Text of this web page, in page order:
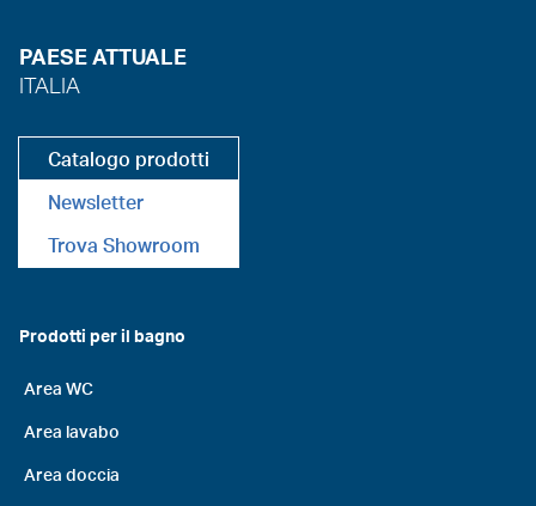
PAESE ATTUALE
ITALIA
Catalogo prodotti
Newsletter
Trova Showroom
Prodotti per il bagno
Area WC
Area lavabo
Area doccia